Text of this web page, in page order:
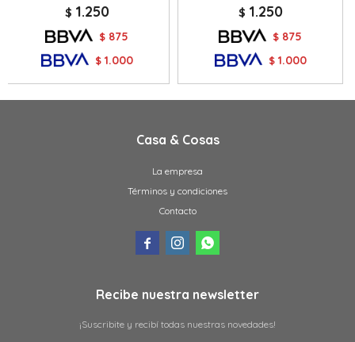
$ 1.250
$ 875
$ 1.000
$ 1.250
$ 875
$ 1.000
Casa & Cosas
La empresa
Términos y condiciones
Contacto
  
Recibe nuestra newsletter
¡Suscribite y recibí todas nuestras novedades!